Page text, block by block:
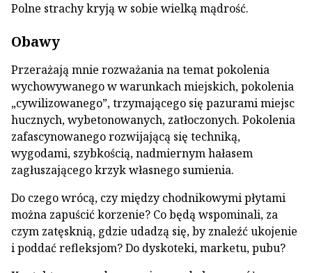
Polne strachy kryją w sobie wielką mądrość.
Obawy
Przerażają mnie rozważania na temat pokolenia
wychowywanego w warunkach miejskich, pokolenia
„cywilizowanego”, trzymającego się pazurami miejsc
hucznych, wybetonowanych, zatłoczonych. Pokolenia
zafascynowanego rozwijającą się techniką,
wygodami, szybkością, nadmiernym hałasem
zagłuszającego krzyk własnego sumienia.
Do czego wrócą, czy między chodnikowymi płytami
można zapuścić korzenie? Co będą wspominali, za
czym zatęsknią, gdzie udadzą się, by znaleźć ukojenie
i poddać refleksjom? Do dyskoteki, marketu, pubu?